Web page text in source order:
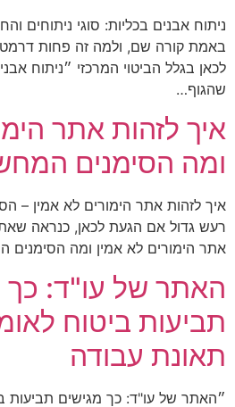
ניתוח אבנים בכליות: סוגי ניתוחים
באמת קורה שם, ולמה זה פחות
לכאן בגלל הביטוי המרכזי ״ניתוח
שהגוף…
איך לזהות אתר
ומה הסימנים
איך לזהות אתר הימורים לא אמין –
רעש גדול אם הגעת לכאן, כנראה
אתר הימורים לא אמין ומה הסימנים
האתר של עו"ד: כך
תביעות ביטוח
תאונת עבודה
״האתר של עו"ד: כך מגישים תביעות